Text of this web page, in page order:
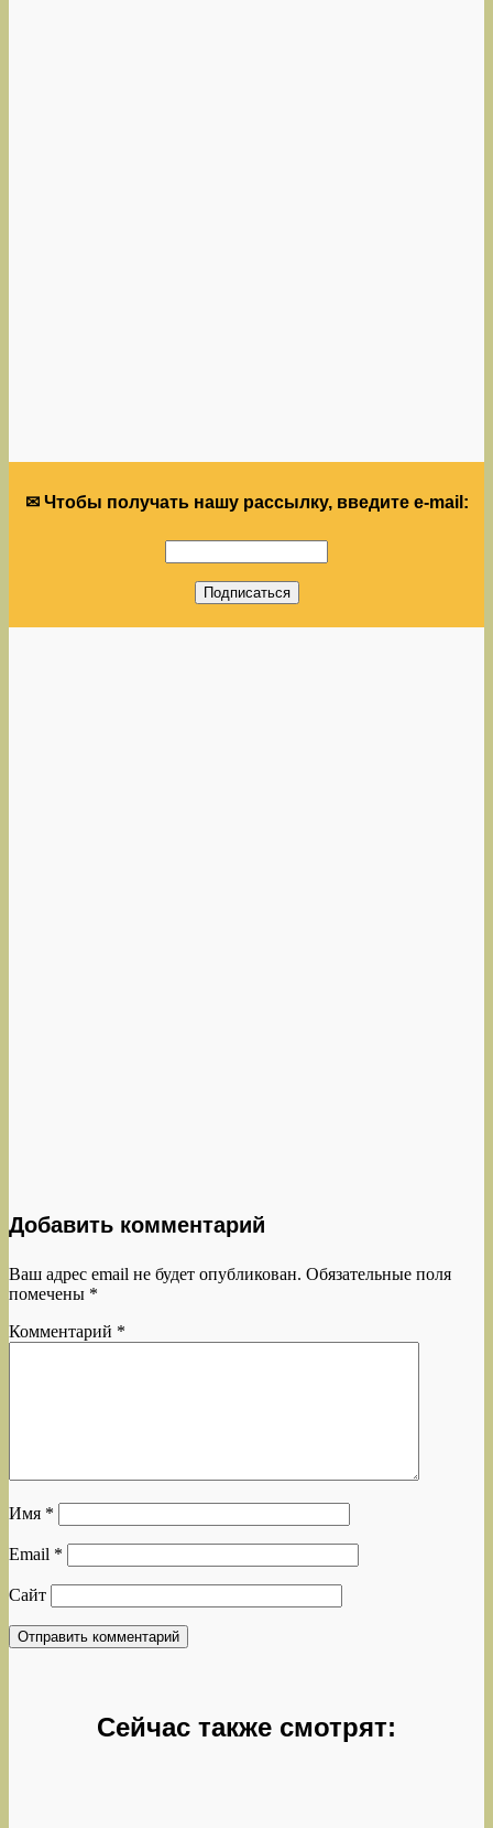
✉ Чтобы получать нашу рассылку, введите e-mail:
Добавить комментарий
Ваш адрес email не будет опубликован. Обязательные поля
помечены *
Комментарий *
Имя *
Email *
Сайт
Сейчас также смотрят: